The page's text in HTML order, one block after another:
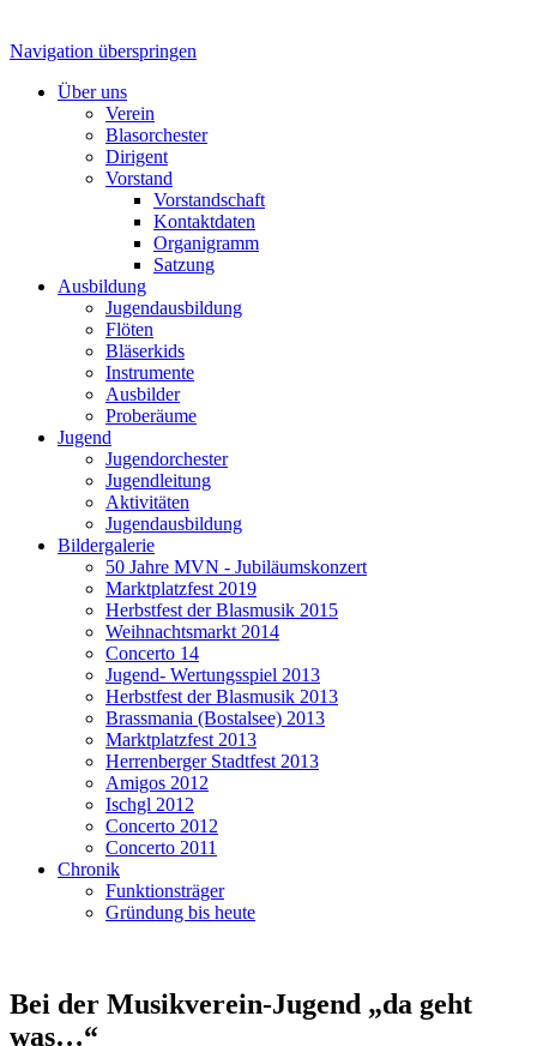
Navigation überspringen
Über uns
Verein
Blasorchester
Dirigent
Vorstand
Vorstandschaft
Kontaktdaten
Organigramm
Satzung
Ausbildung
Jugendausbildung
Flöten
Bläserkids
Instrumente
Ausbilder
Proberäume
Jugend
Jugendorchester
Jugendleitung
Aktivitäten
Jugendausbildung
Bildergalerie
50 Jahre MVN - Jubiläumskonzert
Marktplatzfest 2019
Herbstfest der Blasmusik 2015
Weihnachtsmarkt 2014
Concerto 14
Jugend- Wertungsspiel 2013
Herbstfest der Blasmusik 2013
Brassmania (Bostalsee) 2013
Marktplatzfest 2013
Herrenberger Stadtfest 2013
Amigos 2012
Ischgl 2012
Concerto 2012
Concerto 2011
Chronik
Funktionsträger
Gründung bis heute
Bei der Musikverein-Jugend „da geht
was…“